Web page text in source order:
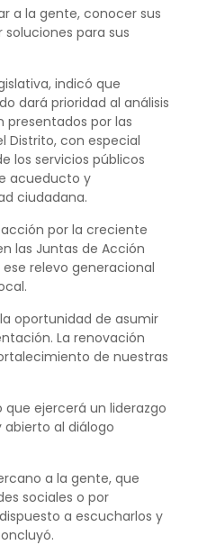
a la gente, conocer sus
para sus
indicó que
dará prioridad al análisis
presentados por las
Distrito, con especial
los servicios públicos
acueducto y
ciudadana.
por la creciente
las Juntas de Acción
relevo generacional
oportunidad de asumir
La renovación
de nuestras
ejercerá un liderazgo
al diálogo
a la gente, que
sociales o por
a escucharlos y